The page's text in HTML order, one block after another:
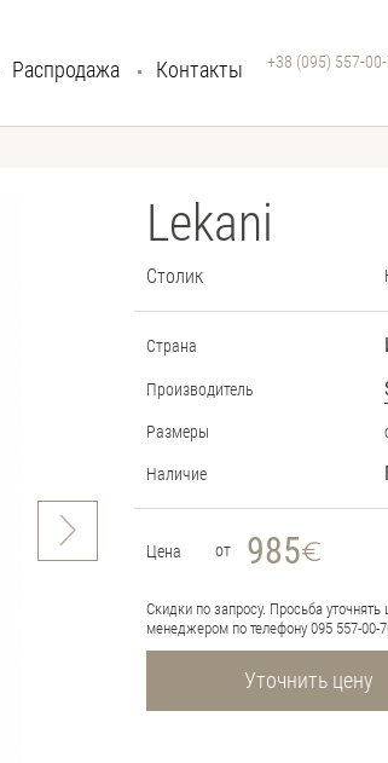
Распродажа Контакты +38 (095) 557-
Lekani
Столик
Страна
Производитель
Размеры
Наличие
Цена от 985
Скидки по запросу. Просьба уточнять
менеджером по телефону 095 557-00-
Уточнить цену